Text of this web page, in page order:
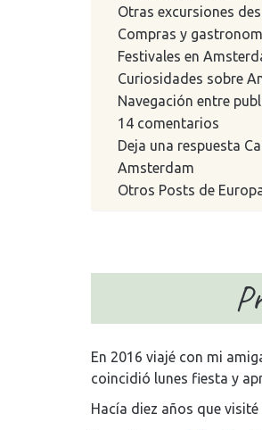
Otras excursiones
Compras y
Festivales en
Curiosidades sobre
Navegación entre
14 comentarios
Deja una respuesta
Amsterdam
Otros Posts de
En 2016 viajé con mi
coincidió lunes fiesta y
Hacía diez años que